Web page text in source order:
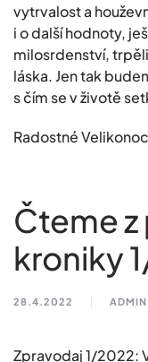
vytrvalost a
i o další hodnoty,
milosrdenství,
láska. Jen tak
s čím se v životě
Radostné
Čteme
kroniky
28.4.2022
Zpravodaj 1/2022: